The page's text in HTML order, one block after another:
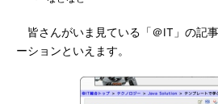
皆さんがいま見ている「＠IT」の記
ーションといえます。